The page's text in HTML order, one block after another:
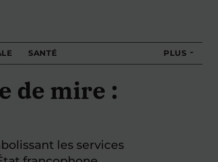
SANTÉ PLUS
de mire :
les services